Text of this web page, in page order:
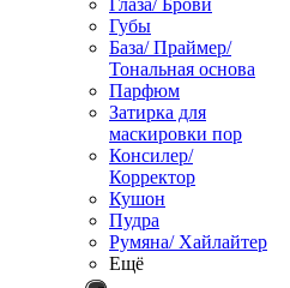
Глаза/ Брови
Губы
База/ Праймер/
Тональная основа
Парфюм
Затирка для
маскировки пор
Консилер/
Корректор
Кушон
Пудра
Румяна/ Хайлайтер
Ещё